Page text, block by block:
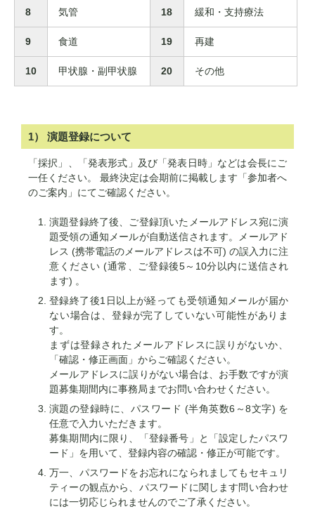
8 気管 18 緩和・支持療法
9 食道 19 再建
10 甲状腺・副甲状腺 20 その他
1） 演題登録について
「採択」、「発表形式」及び「発表日時」などは会長にご
一任ください。 最終決定は会期前に掲載します「参加者へ
のご案内」にてご確認ください。
演題登録終了後、ご登録頂いたメールアドレス宛に演
題受領の通知メールが自動送信されます。メールアド
レス (携帯電話のメールアドレスは不可) の誤入力に注
意ください (通常、ご登録後5～10分以内に送信され
ます) 。
登録終了後1日以上が経っても受領通知メールが届か
ない場合は、登録が完了していない可能性がありま
す。
まずは登録されたメールアドレスに誤りがないか、
「確認・修正画面」からご確認ください。
メールアドレスに誤りがない場合は、お手数ですが演
題募集期間内に事務局までお問い合わせください。
演題の登録時に、パスワード (半角英数6～8文字) を
任意で入力いただきます。
募集期間内に限り、「登録番号」と「設定したパスワ
ード」を用いて、登録内容の確認・修正が可能です。
万一、パスワードをお忘れになられましてもセキュリ
ティーの観点から、パスワードに関します問い合わせ
には一切応じられませんのでご了承ください。